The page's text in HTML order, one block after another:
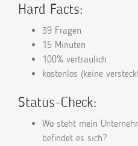
Hard Facts:
39 Fragen
15 Minuten
100% vertraulich
kostenlos (keine
Status-Check:
Wo steht mein
befindet es sich?